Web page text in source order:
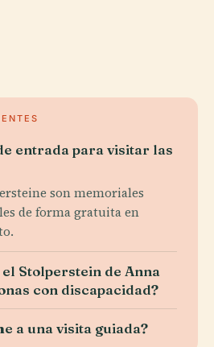
entrada para visitar las
son memoriales
de forma gratuita en
el Stolperstein de Anna
con discapacidad?
a una visita guiada?